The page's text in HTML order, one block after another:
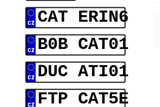
CAT ERIN6
B0B CAT01
DUC ATI01
FTP CAT5E